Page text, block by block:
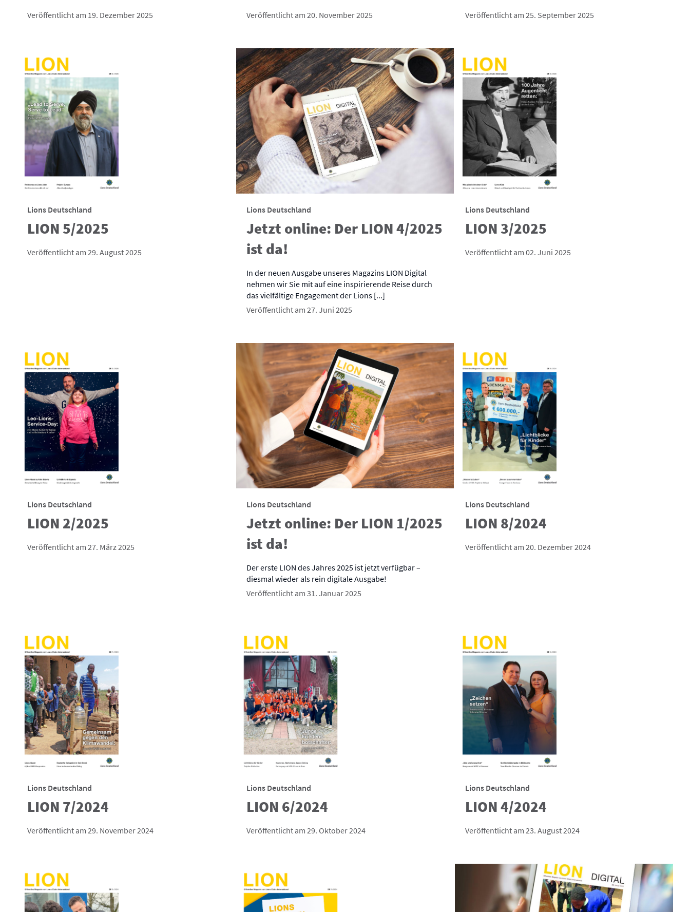
Veröffentlicht am 19. Dezember 2025 Veröffentlicht am 20. November 2025 Veröffentlicht am 25. September 2025
Lions Deutschland
LION 5/2025
Veröffentlicht am 29. August 2025
Lions Deutschland
Jetzt online: Der LION 4/2025
ist da!
In der neuen Ausgabe unseres Magazins LION Digital
nehmen wir Sie mit auf eine inspirierende Reise durch
das vielfältige Engagement der Lions [...]
Veröffentlicht am 27. Juni 2025
Lions Deutschland
LION 3/2025
Veröffentlicht am 02. Juni 2025
Lions Deutschland
LION 2/2025
Veröffentlicht am 27. März 2025
Lions Deutschland
Jetzt online: Der LION 1/2025
ist da!
Der erste LION des Jahres 2025 ist jetzt verfügbar –
diesmal wieder als rein digitale Ausgabe!
Veröffentlicht am 31. Januar 2025
Lions Deutschland
LION 8/2024
Veröffentlicht am 20. Dezember 2024
Lions Deutschland
LION 7/2024
Veröffentlicht am 29. November 2024
Lions Deutschland
LION 6/2024
Veröffentlicht am 29. Oktober 2024
Lions Deutschland
LION 4/2024
Veröffentlicht am 23. August 2024